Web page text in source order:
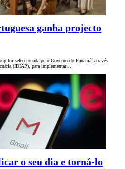
ganha projecto
foi seleccionada pelo Governo do Panamá, através
(IDIAP), para implementar…
o seu dia e torná-lo